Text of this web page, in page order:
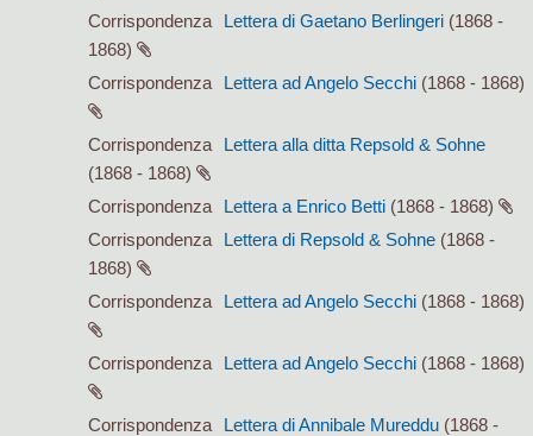
Corrispondenza Lettera di Gaetano Berlingeri (1868 -
1868)
Corrispondenza
Lettera ad Angelo Secchi (1868 - 1868)
Corrispondenza
Lettera alla ditta Repsold & Sohne
(1868 - 1868)
Corrispondenza
Lettera a Enrico Betti (1868 - 1868)
Corrispondenza
Lettera di Repsold & Sohne (1868 -
1868)
Corrispondenza
Lettera ad Angelo Secchi (1868 - 1868)
Corrispondenza Lettera ad Angelo Secchi (1868 - 1868)
Corrispondenza Lettera di Annibale Mureddu (1868 -